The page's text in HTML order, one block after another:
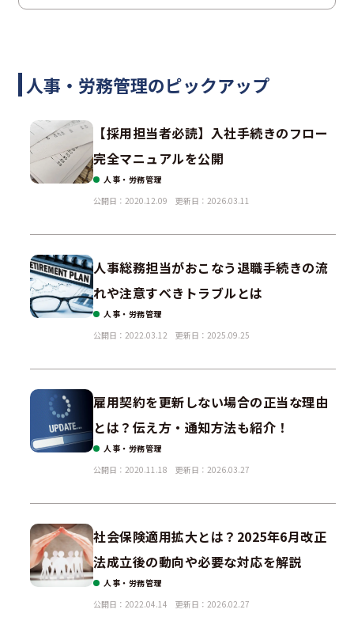
人事・労務管理のピックアップ
【採用担当者必読】入社手続きのフロー
完全マニュアルを公開
人事・労務管理
公開日：2020.12.09
更新日：2026.03.11
人事総務担当がおこなう退職手続きの流
れや注意すべきトラブルとは
人事・労務管理
公開日：2022.03.12
更新日：2025.09.25
雇用契約を更新しない場合の正当な理由
とは？伝え方・通知方法も紹介！
人事・労務管理
公開日：2020.11.18
更新日：2026.03.27
社会保険適用拡大とは？2025年6月改正
法成立後の動向や必要な対応を解説
人事・労務管理
公開日：2022.04.14
更新日：2026.02.27